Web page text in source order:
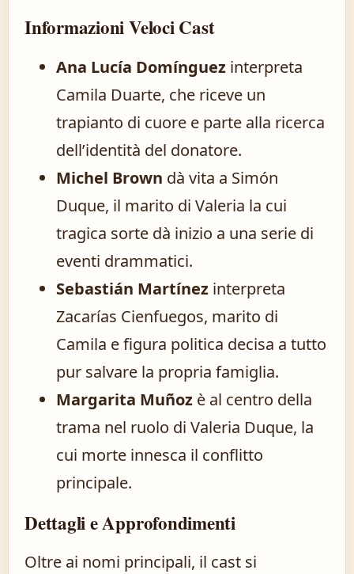
Informazioni Veloci Cast
Ana Lucía Domínguez interpreta
Camila Duarte, che riceve un
trapianto di cuore e parte alla ricerca
dell’identità del donatore.
Michel Brown dà vita a Simón
Duque, il marito di Valeria la cui
tragica sorte dà inizio a una serie di
eventi drammatici.
Sebastián Martínez interpreta
Zacarías Cienfuegos, marito di
Camila e figura politica decisa a tutto
pur salvare la propria famiglia.
Margarita Muñoz è al centro della
trama nel ruolo di Valeria Duque, la
cui morte innesca il conflitto
principale.
Dettagli e Approfondimenti
Oltre ai nomi principali, il cast si